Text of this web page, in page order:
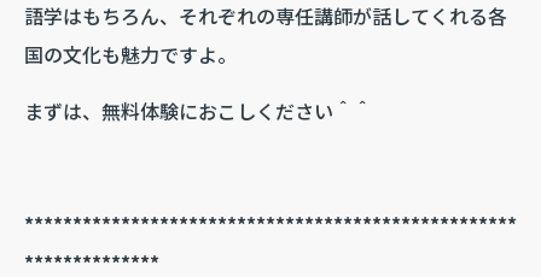
語学はもちろん、それぞれの専任講師が話してくれる各
国の文化も魅力ですよ。
まずは、無料体験におこしください＾＾
***************************************************
**************